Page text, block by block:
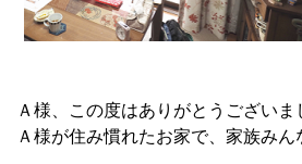
Ａ様、この度はありがとうございま
Ａ様が住み慣れたお家で、家族み